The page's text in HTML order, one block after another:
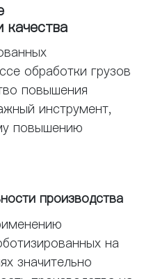
качества
обработки грузов
повышения
инструмент,
повышению
производства
на
значительно